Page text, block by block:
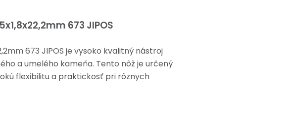
673 JIPOS
673 JIPOS je vysoko kvalitný nástroj
a umelého kameňa. Tento nôž je určený
flexibilitu a praktickosť pri rôznych